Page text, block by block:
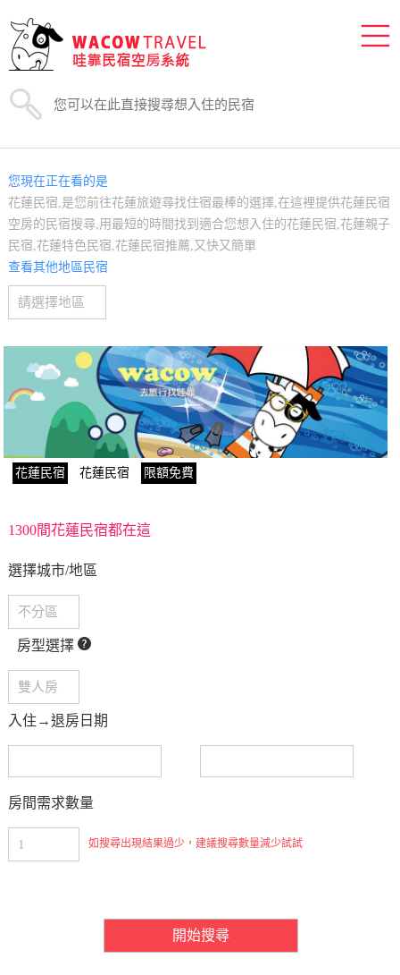
您現在正在看的是
花蓮民宿,是您前往花蓮旅遊尋找住宿最棒的選擇,在這裡提供花蓮民宿
空房的民宿搜尋,用最短的時間找到適合您想入住的花蓮民宿,花蓮親子
民宿,花蓮特色民宿,花蓮民宿推薦,又快又簡單
查看其他地區民宿
花蓮民宿 花蓮民宿 限額免費
1300間花蓮民宿都在這
選擇城市/地區
房型選擇
入住→退房日期
房間需求數量
如搜尋出現結果過少，建議搜尋數量減少試試
開始搜尋